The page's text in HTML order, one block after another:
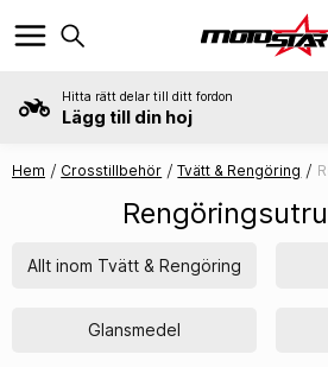
Hitta rätt delar till ditt fordon
Lägg till din hoj
Hem Crosstillbehör Tvätt & Rengöring
Allt inom Tvätt & Rengöring
Glansmedel